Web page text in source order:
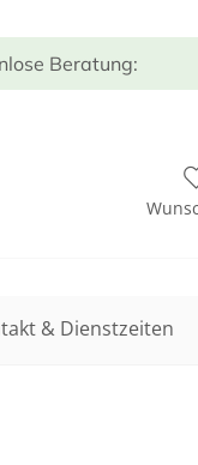
Beratung:
& Dienstzeiten